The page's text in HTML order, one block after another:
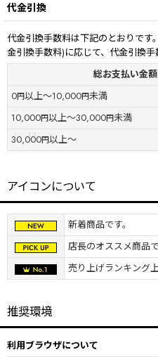
代金引換
代金引換手数料は下記のとおりで
金引換手数料)に応じて、代金引換手
総お支払い金額
0円以上～10,000円未満
10,000円以上～30,000円未満
30,000円以上～
アイコンについて
新着商品です。
店長のオススメ商品で
売り上げランキング
推奨環境
利用ブラウザについて